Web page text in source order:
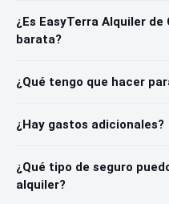
¿Es EasyTerra Alquiler
barata?
¿Qué tengo que hacer
¿Hay gastos adicionales?
¿Qué tipo de seguro
alquiler?